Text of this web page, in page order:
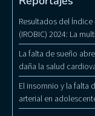
Resultados del
(IROBIC) 2024: La
La falta de sueño
daña la salud
El insomnio y la falta
arterial en